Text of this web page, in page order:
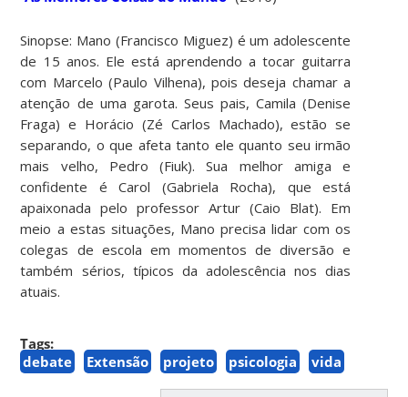
Sinopse: Mano (Francisco Miguez) é um adolescente
de 15 anos. Ele está aprendendo a tocar guitarra
com Marcelo (Paulo Vilhena), pois deseja chamar a
atenção de uma garota. Seus pais, Camila (Denise
Fraga) e Horácio (Zé Carlos Machado), estão se
separando, o que afeta tanto ele quanto seu irmão
mais velho, Pedro (Fiuk). Sua melhor amiga e
confidente é Carol (Gabriela Rocha), que está
apaixonada pelo professor Artur (Caio Blat). Em
meio a estas situações, Mano precisa lidar com os
colegas de escola em momentos de diversão e
também sérios, típicos da adolescência nos dias
atuais.
Tags:
debate
Extensão projeto psicologia vida